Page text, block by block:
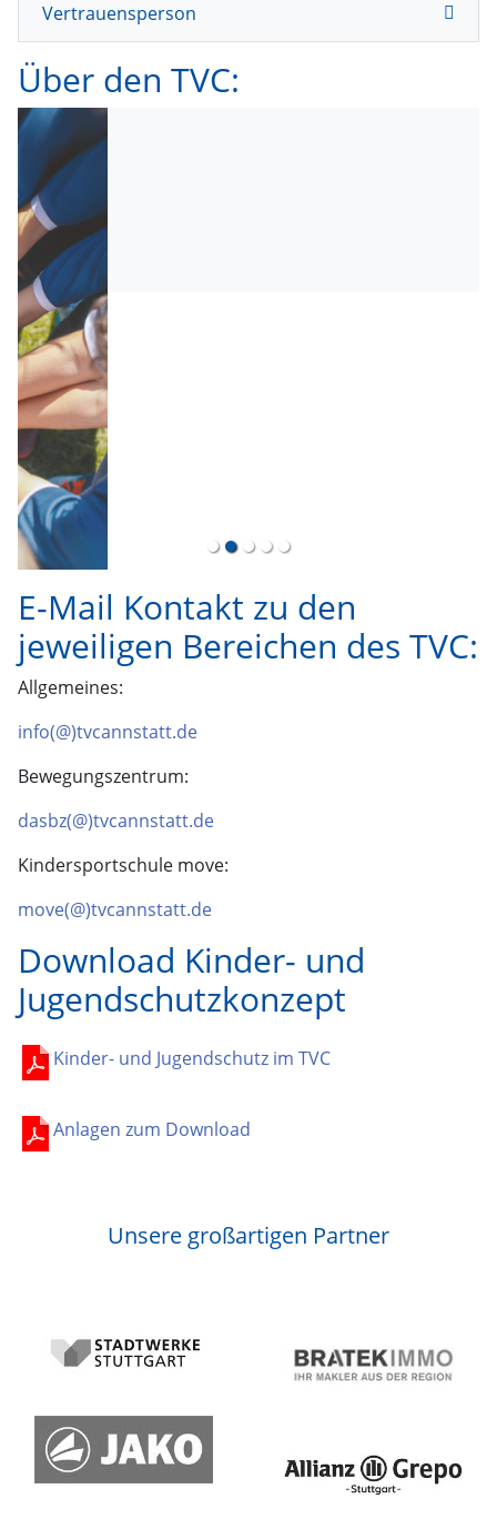
Vertrauensperson
Über den TVC:
E-Mail Kontakt zu den
jeweiligen Bereichen des TVC:
Allgemeines:
info(@)tvcannstatt.de
Bewegungszentrum:
dasbz(@)tvcannstatt.de
Kindersportschule move:
move(@)tvcannstatt.de
Download Kinder- und
Jugendschutzkonzept
Kinder- und Jugendschutz im TVC
Anlagen zum Download
Unsere großartigen Partner